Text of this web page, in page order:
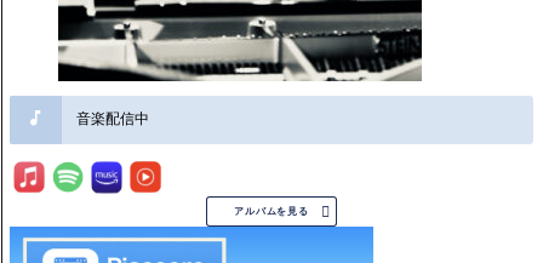
音楽配信中
アルバムを見る 